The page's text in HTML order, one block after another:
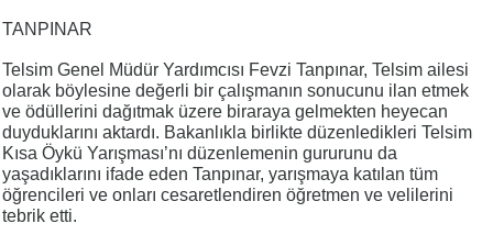
TANPINAR
Telsim Genel Müdür Yardımcısı Fevzi Tanpınar, Telsim ailesi
olarak böylesine değerli bir çalışmanın sonucunu ilan etmek
ve ödüllerini dağıtmak üzere biraraya gelmekten heyecan
duyduklarını aktardı. Bakanlıkla birlikte düzenledikleri Telsim
Kısa Öykü Yarışması’nı düzenlemenin gururunu da
yaşadıklarını ifade eden Tanpınar, yarışmaya katılan tüm
öğrencileri ve onları cesaretlendiren öğretmen ve velilerini
tebrik etti.